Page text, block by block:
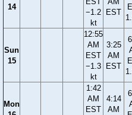
14
−1.2
kt
EST
Sun
15
12:55
AM
EST
−1.3
kt
3:25
AM
EST
Mon
1:42
AM
EST
4:14
AM